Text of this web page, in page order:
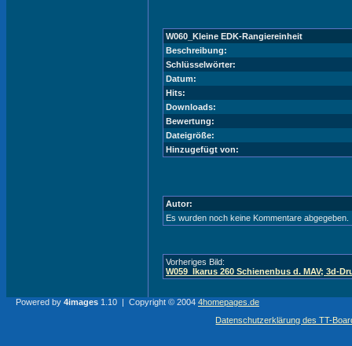
W060_Kleine EDK-Rangiereinheit
Beschreibung:
Schlüsselwörter:
Datum:
Hits:
Downloads:
Bewertung:
Dateigröße:
Hinzugefügt von:
Autor:
Es wurden noch keine Kommentare abgegeben.
Vorheriges Bild:
W059_Ikarus 260 Schienenbus d. MAV; 3d-
Powered by 4images 1.10 | Copyright © 2004 4homepages.de
Datenschutzerklärung des TT-